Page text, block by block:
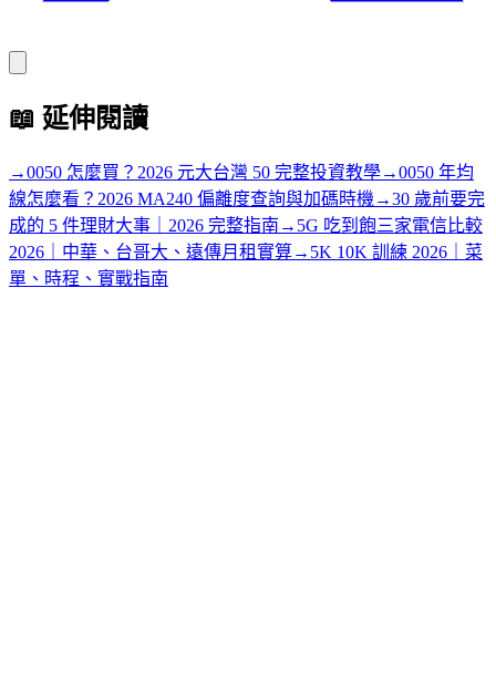
📖 延伸閱讀
→0050 怎麼買？2026 元大台灣 50 完整投資教學→0050 年均
線怎麼看？2026 MA240 偏離度查詢與加碼時機 →30 歲前要完
成的 5 件理財大事｜2026 完整指南 → 5G 吃到飽三家電信比較
2026｜中華、台哥大、遠傳月租實算→ 5K 10K 訓練 2026｜菜
單、時程、實戰指南